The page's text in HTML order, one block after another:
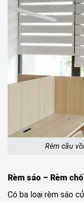
Rèm cầu
Rèm sáo – Rèm
Có ba loại rèm sáo